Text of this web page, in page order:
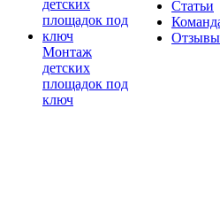
Монтаж
детских
площадок под
ключ
Статьи
Отзывы